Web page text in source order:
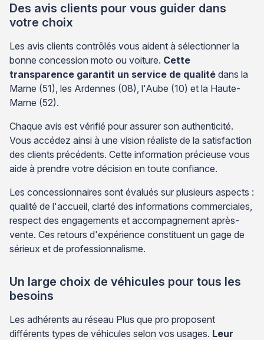
Des avis clients pour vous guider dans
votre choix
Les avis clients contrôlés vous aident à sélectionner la
bonne concession moto ou voiture. Cette
transparence garantit un service de qualité dans la
Marne (51), les Ardennes (08), l'Aube (10) et la Haute-
Marne (52).
Chaque avis est vérifié pour assurer son authenticité.
Vous accédez ainsi à une vision réaliste de la satisfaction
des clients précédents. Cette information précieuse vous
aide à prendre votre décision en toute confiance.
Les concessionnaires sont évalués sur plusieurs aspects :
qualité de l'accueil, clarté des informations commerciales,
respect des engagements et accompagnement après-
vente. Ces retours d'expérience constituent un gage de
sérieux et de professionnalisme.
Un large choix de véhicules pour tous les
besoins
Les adhérents au réseau Plus que pro proposent
différents types de véhicules selon vos usages. Leur